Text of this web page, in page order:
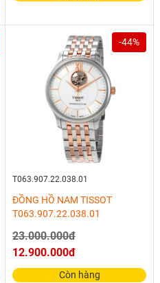
-44%
T063.907.22.038.01
ĐỒNG HỒ NAM TISSOT
T063.907.22.038.01
23.000.000đ
12.900.000đ
Còn hàng